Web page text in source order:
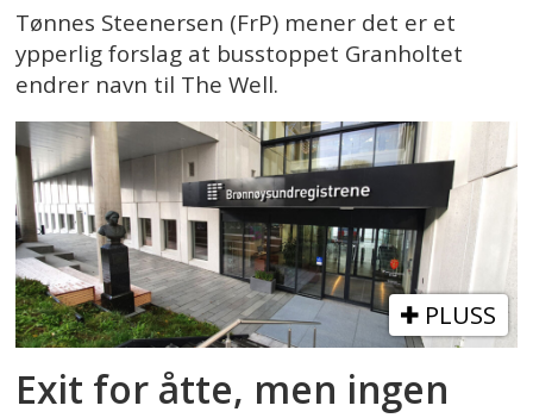
Tønnes Steenersen (FrP) mener det er et
ypperlig forslag at busstoppet Granholtet
endrer navn til The Well.
PLUSS
Exit for åtte, men ingen